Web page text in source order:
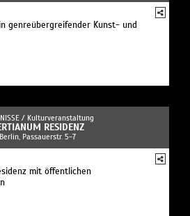
genreübergreifender Kunst- und
/ Kulturveranstaltung
RESIDENZ
Berlin, Passauerstr. 5-7
mit öffentlichen